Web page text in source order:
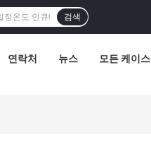
검색
연락처 뉴스 모든 케이스